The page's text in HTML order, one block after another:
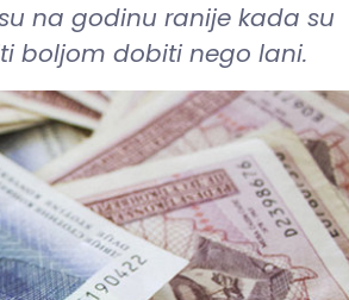
na godinu ranije kada su
boljom dobiti nego lani.